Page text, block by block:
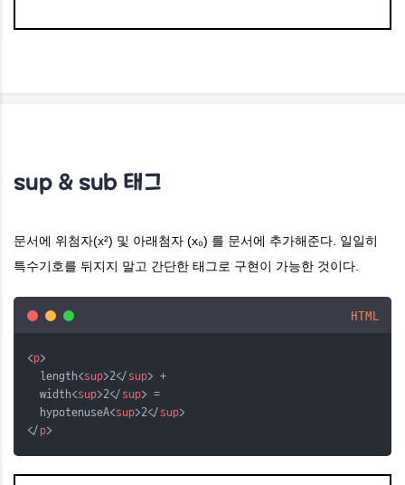
sup & sub 태그
문서에 위첨자(x²) 및 아래첨자 (x₀) 를 문서에 추가해준다. 일일히
특수기호를 뒤지지 말고 간단한 태그로 구현이 가능한 것이다.
HTML
<p>
  length<
sup>2</ sup> +
  width<
sup>2</ sup> =
  hypotenuseA<
sup>2</ sup>
</ p>